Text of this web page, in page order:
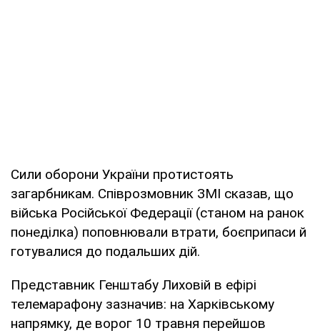
Сили оборони України протистоять
загарбникам. Співрозмовник ЗМІ сказав, що
війська Російської Федерації (станом на ранок
понеділка) поповнювали втрати, боєприпаси й
готувалися до подальших дій.
Представник Генштабу Лиховій в ефірі
телемарафону зазначив: на Харківському
напрямку, де ворог 10 травня перейшов